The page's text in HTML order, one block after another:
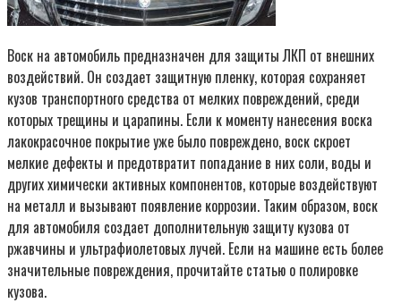
Воск на автомобиль предназначен для защиты ЛКП от внешних
воздействий. Он создает защитную пленку, которая сохраняет
кузов транспортного средства от мелких повреждений, среди
которых трещины и царапины. Если к моменту нанесения воска
лакокрасочное покрытие уже было повреждено, воск скроет
мелкие дефекты и предотвратит попадание в них соли, воды и
других химически активных компонентов, которые воздействуют
на металл и вызывают появление коррозии. Таким образом, воск
для автомобиля создает дополнительную защиту кузова от
ржавчины и ультрафиолетовых лучей. Если на машине есть более
значительные повреждения, прочитайте статью о полировке
кузова.